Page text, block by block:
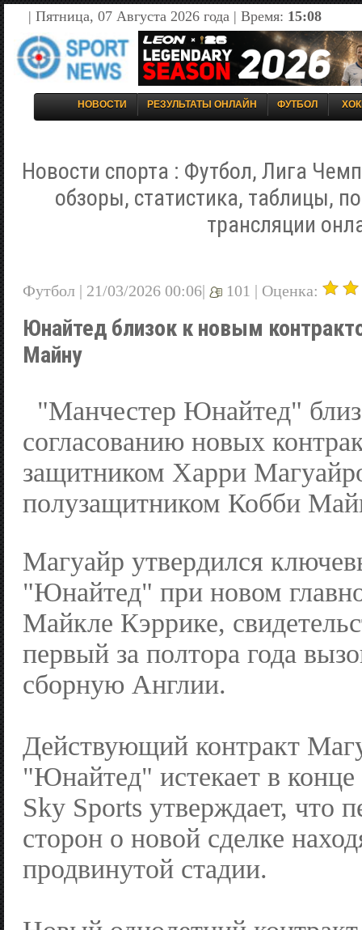
| Пятница, 07 Августа 2026 года | Время: 15:08
НОВОСТИ РЕЗУЛЬТАТЫ ОНЛАЙН ФУТБОЛ
Новости спорта : Футбол, Лига
обзоры, статистика, таблицы,
трансляции
Футбол | 21/03/2026 00:06| 101 | Оценка:
Юнайтед близок к новым
Майну
"Манчестер Юнайтед"
согласованию новых
защитником Харри
полузащитником Кобби
Магуайр утвердился
"Юнайтед" при новом
Майкле Кэррике,
первый за полтора года
сборную Англии.
Действующий контракт
"Юнайтед" истекает в конце
Sky Sports утверждает, что
сторон о новой сделке
продвинутой стадии.